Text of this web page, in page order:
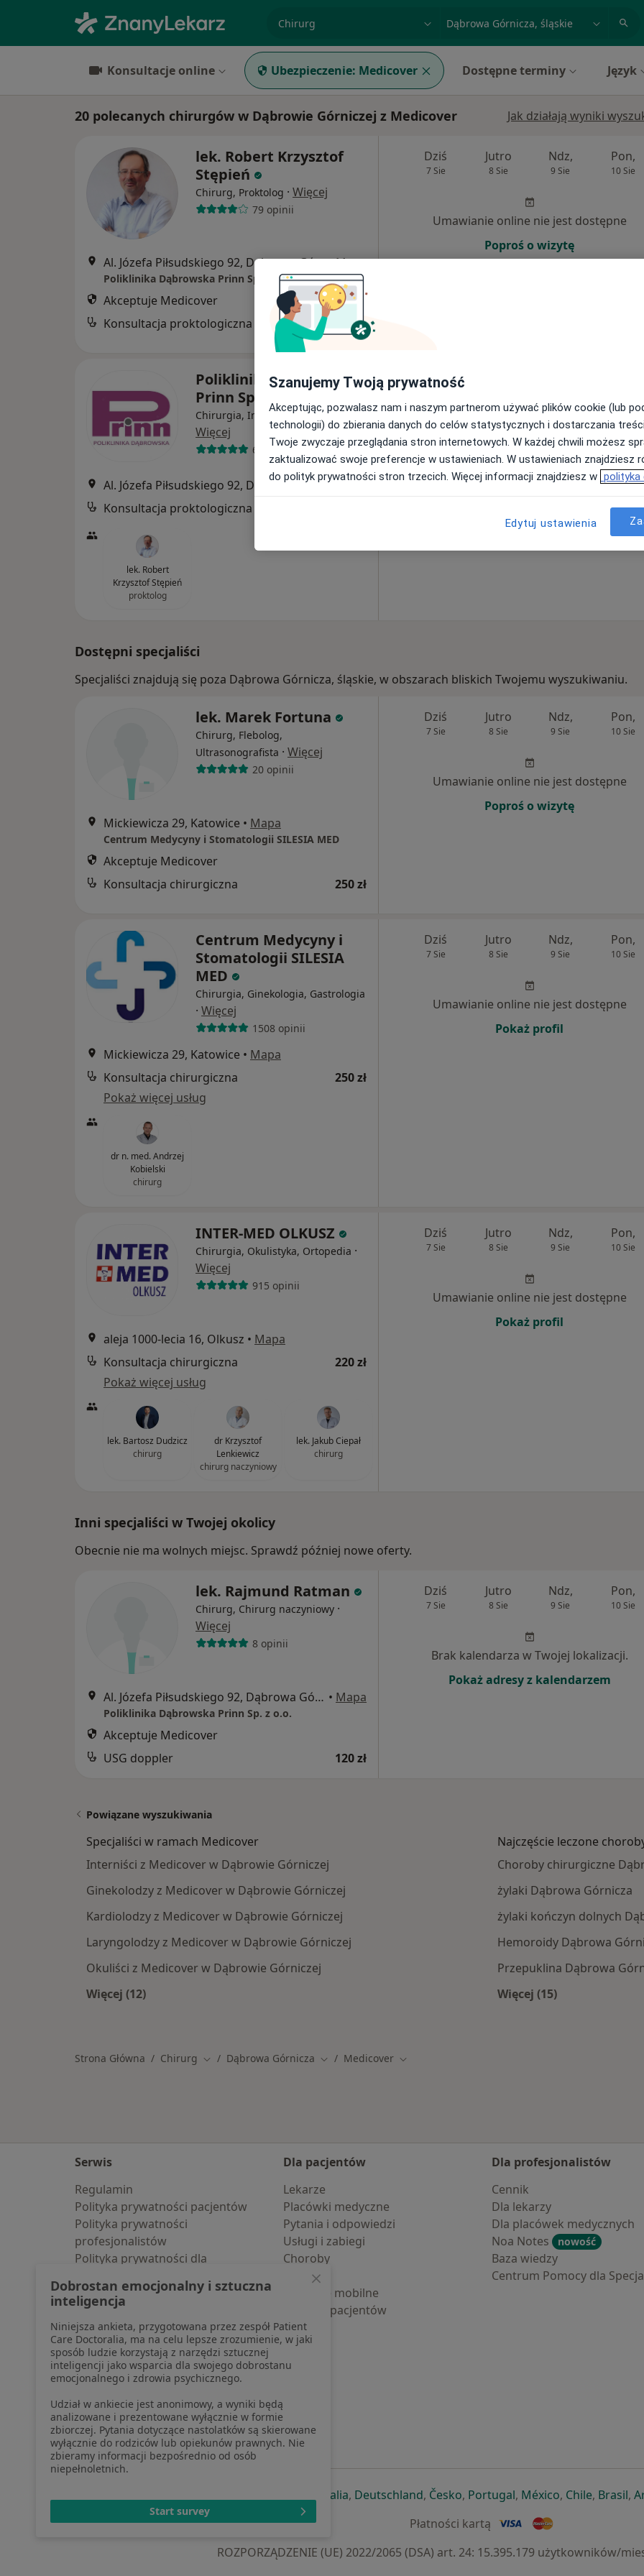
miasto lub dzielnica
Konsultacje online Ubezpieczenie: Medicover Dostępne terminy Język
20 polecanych chirurgów w Dąbrowie Górniczej z Medicover Jak działają wyniki
lek. Robert Krzysztof
Stępień
Chirurg, Proktolog · Więcej
79 opinii
Al. Józefa Piłsudskiego 92, Dąbrowa Górnicza •Mapa
Poliklinika Dąbrowska Prinn Sp. z o.o.
Akceptuje Medicover
Konsultacja proktologiczna
250 zł
Dziś
7 Sie
Jutro
8 Sie
Ndz,
9 Sie
Pon,
10 Sie
Umawianie online nie jest dostępne
Poproś o wizytę
Poliklinika Dąbrowska
Prinn Sp. z o.o.
Chirurgia, Interna, Kardiologia·
Więcej
617 opinii
Al. Józefa Piłsudskiego 92, Dąbrowa Górnicza • Mapa
Konsultacja proktologiczna
lek. Robert
Krzysztof Stępień
proktolog
Dziś
Umawianie online nie jest dostępne
Pokaż profil
Dostępni specjaliści
Specjaliści znajdują się poza Dąbrowa Górnicza, śląskie, w obszarach bliskich Twojemu wyszukiwaniu.
lek. Marek Fortuna
Chirurg, Flebolog,
Ultrasonografista · Więcej
20 opinii
Mickiewicza 29, Katowice • Mapa
Centrum Medycyny i Stomatologii SILESIA MED
Akceptuje Medicover
Konsultacja chirurgiczna
250 zł
Dziś
7 Sie
Jutro
8 Sie
Ndz,
9 Sie
Pon,
10 Sie
Umawianie online nie jest dostępne
Poproś o wizytę
Centrum Medycyny i
Stomatologii SILESIA
MED
Chirurgia, Ginekologia, Gastrologia
· Więcej
1508 opinii
Mickiewicza 29, Katowice • Mapa
Konsultacja chirurgiczna
250 zł
Pokaż więcej usług
dr n. med. Andrzej
Kobielski
chirurg
Dziś
7 Sie
Jutro
8 Sie
Ndz,
9 Sie
Pon,
10 Sie
Umawianie online nie jest dostępne
Pokaż profil
INTER-MED OLKUSZ
Chirurgia, Okulistyka, Ortopedia ·
Więcej
915 opinii
aleja 1000-lecia 16, Olkusz • Mapa
Konsultacja chirurgiczna
220 zł
Pokaż więcej usług
lek. Bartosz Dudzicz
chirurg
dr Krzysztof
Lenkiewicz
chirurg naczyniowy
lek. Jakub Ciepał
chirurg
Dziś
7 Sie
Jutro
8 Sie
Ndz,
9 Sie
Pon,
10 Sie
Umawianie online nie jest dostępne
Pokaż profil
Inni specjaliści w Twojej okolicy
Obecnie nie ma wolnych miejsc. Sprawdź później nowe oferty.
lek. Rajmund Ratman
Chirurg, Chirurg naczyniowy ·
Więcej
8 opinii
Al. Józefa Piłsudskiego 92, Dąbrowa Górnicza • Mapa
Poliklinika Dąbrowska Prinn Sp. z o.o.
Akceptuje Medicover
USG doppler
120 zł
Dziś
7 Sie
Jutro
8 Sie
Ndz,
9 Sie
Pon,
10 Sie
Brak kalendarza w Twojej lokalizacji.
Pokaż adresy z kalendarzem
Powiązane wyszukiwania
Specjaliści w ramach Medicover
Interniści z Medicover w Dąbrowie Górniczej
Ginekolodzy z Medicover w Dąbrowie Górniczej
Kardiolodzy z Medicover w Dąbrowie Górniczej
Laryngolodzy z Medicover w Dąbrowie Górniczej
Okuliści z Medicover w Dąbrowie Górniczej
Więcej (12)
Najczęście leczone
Choroby chirurgiczne
żylaki Dąbrowa Górnicza
żylaki kończyn dolnych
Hemoroidy Dąbrowa
Przepuklina Dąbrowa
Więcej (15)
Strona Główna Chirurg Zmień miasto
Dąbrowa Górnicza Zmień miasto
Medicover Zmień miasto
Serwis
Regulamin
Polityka prywatności pacjentów
Polityka prywatności
profesjonalistów
Polityka prywatności dla
pozyskaliśmy samodzielnie
Polityka cookies
Jak działają wyniki wyszukiwania
Dostępność
O nas
Praca Rekrutujemy!
Partnerzy
Centrum prasowe
Kontakt
Dla pacjentów
Lekarze
Placówki medyczne
Pytania i odpowiedzi
Usługi i zabiegi
Choroby
Pomoc
Aplikacje mobilne
Blog dla pacjentów
Dla profesjonalistów
Cennik
Dla lekarzy
Dla placówek medycznych
Noa Notes
nowość
Baza wiedzy
Centrum Pomocy dla
otwiera się w nowej karcie
otwiera się w nowej karcie
otwiera się w nowej karcie
Italiaotwiera się w nowej karcie
, Deutschlandotwiera się w nowej karcie
, Českootwiera się w nowej karcie
, Portugalotwiera się w nowej
, Méxicootwiera się w
, Chileotwiera
, Brasil,
Płatności kartą
ROZPORZĄDZENIE (UE) 2022/2065 (DSA) art. 24: 15.395.179 użytkowników/
Szanujemy Twoją prywatność
Akceptując, pozwalasz nam i naszym partnerom używać plików cookie (lub
technologii) do zbierania danych do celów statystycznych i dostarczania
Twoje zwyczaje przeglądania stron internetowych. W każdej chwili możesz
zaktualizować swoje preferencje w ustawieniach. W ustawieniach znajdziesz
do polityk prywatności stron trzecich. Więcej informacji znajdziesz w polityka
Edytuj ustawienia
Dobrostan emocjonalny i sztuczna
inteligencja
Niniejsza ankieta, przygotowana przez zespół Patient
Care Doctoralia, ma na celu lepsze zrozumienie, w jaki
sposób ludzie korzystają z narzędzi sztucznej
inteligencji jako wsparcia dla swojego dobrostanu
emocjonalnego i zdrowia psychicznego.
Udział w ankiecie jest anonimowy, a wyniki będą
analizowane i prezentowane wyłącznie w formie
zbiorczej. Pytania dotyczące nastolatków są skierowane
wyłącznie do rodziców lub opiekunów prawnych. Nie
zbieramy informacji bezpośrednio od osób
niepełnoletnich.
Start survey